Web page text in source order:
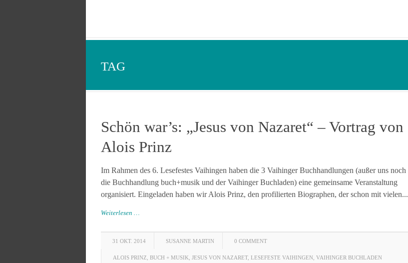
TAG
Schön war’s: „Jesus von Nazaret“ – Vortrag von
Alois Prinz
Im Rahmen des 6. Lesefestes Vaihingen haben die 3 Vaihinger Buchhandlungen (außer uns noch
die Buchhandlung buch+musik und der Vaihinger Buchladen) eine gemeinsame Veranstaltung
organisiert. Eingeladen haben wir Alois Prinz, den profilierten Biographen, der schon mit vielen...
Weiterlesen …
31 OKT. 2014 SUSANNE MARTIN 0 COMMENT
ALOIS PRINZ BUCH + MUSIK JESUS VON NAZARET, LESEFESTE VAIHINGEN VAIHINGER BUCHLADEN